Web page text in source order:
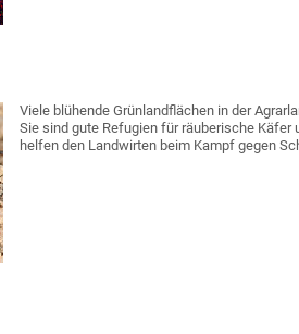
Viele blühende Grünlandflächen in der
Sie sind gute Refugien für räuberische Käfer
helfen den Landwirten beim Kampf gegen